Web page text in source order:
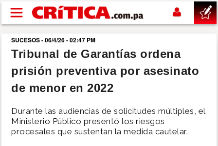
Pasar al contenido principal
buscar
SUCESOS
POLÍTICA
SUCESOS - 06/4/26 - 02:47 PM
Tribunal de Garantías ordena
prisión preventiva por asesinato
de menor en 2022
Durante las audiencias de solicitudes múltiples, el
Ministerio Público presentó los riesgos
procesales que sustentan la medida cautelar.